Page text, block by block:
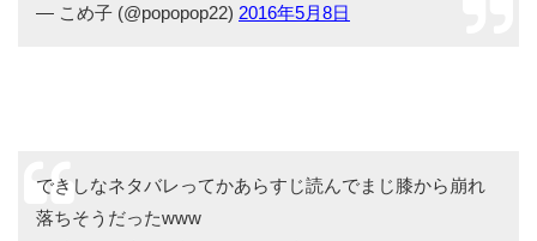
— こめ子 (@popopop22) 2016年5月8日
できしなネタバレってかあらすじ読んでまじ膝から崩れ
落ちそうだったwww